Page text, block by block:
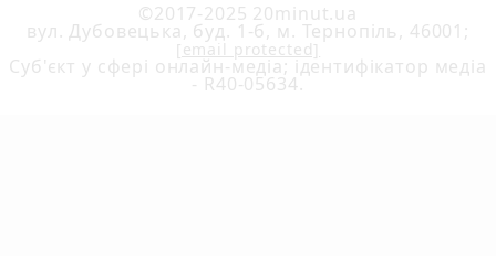
©2017-2025 20minut.ua
вул. Дубовецька, буд. 1-б, м. Тернопіль, 46001;
[email protected]
Cуб'єкт у сфері онлайн-медіа; ідентифікатор медіа
- R40-05634.